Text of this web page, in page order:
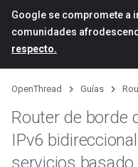
Google se compromete a
comunidades
respecto.
OpenThread Guías
Router de borde
IPv6
servicios basado